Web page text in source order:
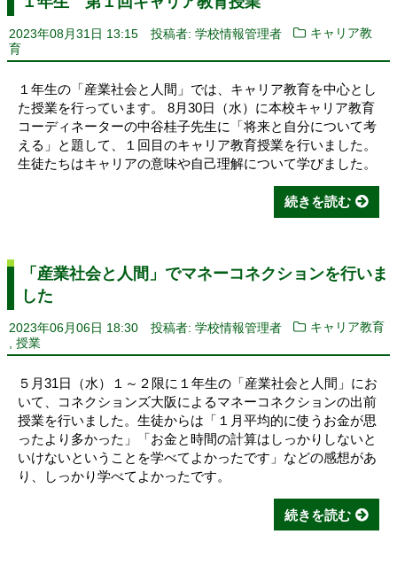
2023年08月31日 13:15 投稿者: 学校情報管理者
キャリア教
育
１年生の「産業社会と人間」では、キャリア教育を中心とし
た授業を行っています。 8月30日（水）に本校キャリア教育
コーディネーターの中谷桂子先生に「将来と自分について考
える」と題して、１回目のキャリア教育授業を行いました。
生徒たちはキャリアの意味や自己理解について学びました。
続きを読む
「産業社会と人間」でマネーコネクションを行いま
した
2023年06月06日 18:30 投稿者: 学校情報管理者
キャリア教育
, 授業
５月31日（水）１～２限に１年生の「産業社会と人間」にお
いて、コネクションズ大阪によるマネーコネクションの出前
授業を行いました。生徒からは「１月平均的に使うお金が思
ったより多かった」「お金と時間の計算はしっかりしないと
いけないということを学べてよかったです」などの感想があ
り、しっかり学べてよかったです。
続きを読む